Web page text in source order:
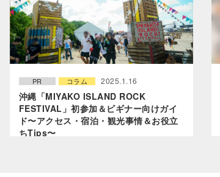
PR コラム 2025.1.16
沖縄「MIYAKO ISLAND ROCK
FESTIVAL」初参加＆ビギナー向けガイ
ド〜アクセス・宿泊・観光事情＆お役立
ちTips〜